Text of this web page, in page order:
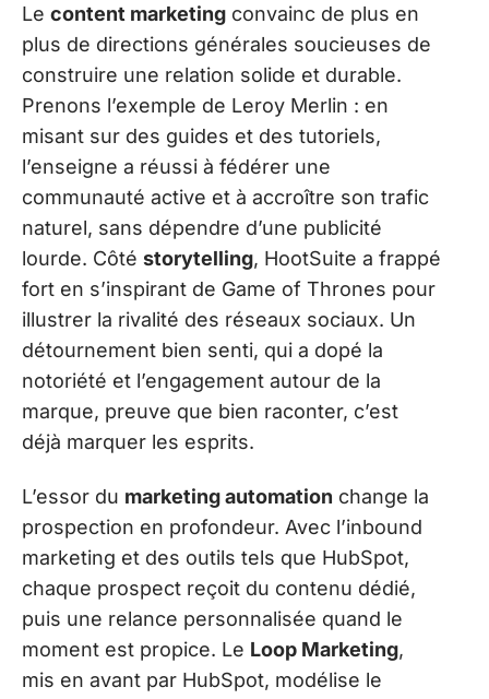
Le content marketing convainc de plus en
plus de directions générales soucieuses de
construire une relation solide et durable.
Prenons l’exemple de Leroy Merlin : en
misant sur des guides et des tutoriels,
l’enseigne a réussi à fédérer une
communauté active et à accroître son trafic
naturel, sans dépendre d’une publicité
lourde. Côté storytelling, HootSuite a frappé
fort en s’inspirant de Game of Thrones pour
illustrer la rivalité des réseaux sociaux. Un
détournement bien senti, qui a dopé la
notoriété et l’engagement autour de la
marque, preuve que bien raconter, c’est
déjà marquer les esprits.
L’essor du marketing automation change la
prospection en profondeur. Avec l’inbound
marketing et des outils tels que HubSpot,
chaque prospect reçoit du contenu dédié,
puis une relance personnalisée quand le
moment est propice. Le Loop Marketing,
mis en avant par HubSpot, modélise le